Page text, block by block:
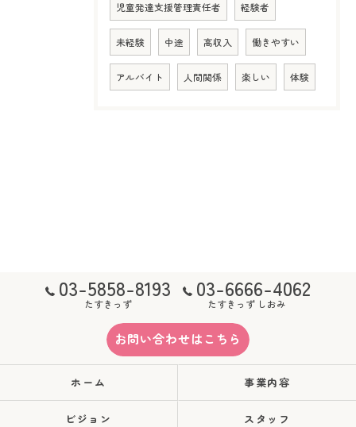
児童発達支援管理責任者 経験者
未経験 中途 高収入 働きやすい
アルバイト 人間関係 楽しい 体験
03-5858-8193
たすきっず
03-6666-4062
たすきっず しおみ
お問い合わせはこちら
ホーム 事業内容
ビジョン スタッフ